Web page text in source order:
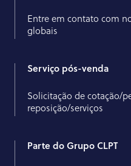
Entre em contato com
globais
Serviço pós-venda
Solicitação de cotação/
reposição/serviços
Parte do Grupo CLPT